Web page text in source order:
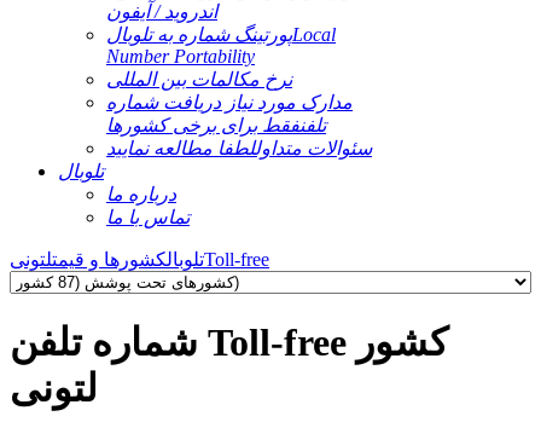
اندروید / آیفون
پورتینگ شماره به تلوبالLocal
Number Portability
نرخ مکالمات بین المللی
مدارک مورد نیاز دریافت شماره
تلفنفقط برای برخی کشورها
سئوالات متداوللطفا مطالعه نمایید
تلوبال
درباره ما
تماس با ما
تلوبالکشورها و قیمتلتونی Toll-free
شماره تلفن Toll-free کشور
لتونی